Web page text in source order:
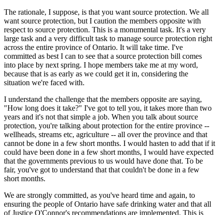
The rationale, I suppose, is that you want source protection. We all
want source protection, but I caution the members opposite with
respect to source protection. This is a monumental task. It's a very
large task and a very difficult task to manage source protection right
across the entire province of Ontario. It will take time. I've
committed as best I can to see that a source protection bill comes
into place by next spring. I hope members take me at my word,
because that is as early as we could get it in, considering the
situation we're faced with.
I understand the challenge that the members opposite are saying,
"How long does it take?" I've got to tell you, it takes more than two
years and it's not that simple a job. When you talk about source
protection, you're talking about protection for the entire province --
wellheads, streams etc, agriculture -- all over the province and that
cannot be done in a few short months. I would hasten to add that if it
could have been done in a few short months, I would have expected
that the governments previous to us would have done that. To be
fair, you've got to understand that that couldn't be done in a few
short months.
We are strongly committed, as you've heard time and again, to
ensuring the people of Ontario have safe drinking water and that all
of Justice O'Connor's recommendations are implemented. This is